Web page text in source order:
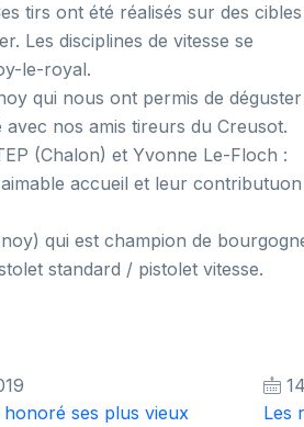
tirs ont été réalisés sur des cibles
Les disciplines de vitesse se
le-royal.
qui nous ont permis de
nos amis tireurs du Creusot.
(Chalon) et Yvonne Le-Floch :
accueil et leur
qui est champion de
standard / pistolet vitesse.
ses plus vieux
Les